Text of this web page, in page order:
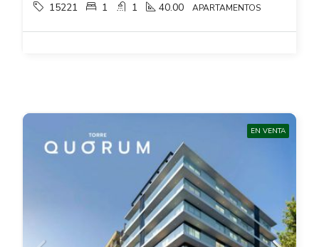
15221 1 1 40.00 APARTAMENTOS
EN VENTA